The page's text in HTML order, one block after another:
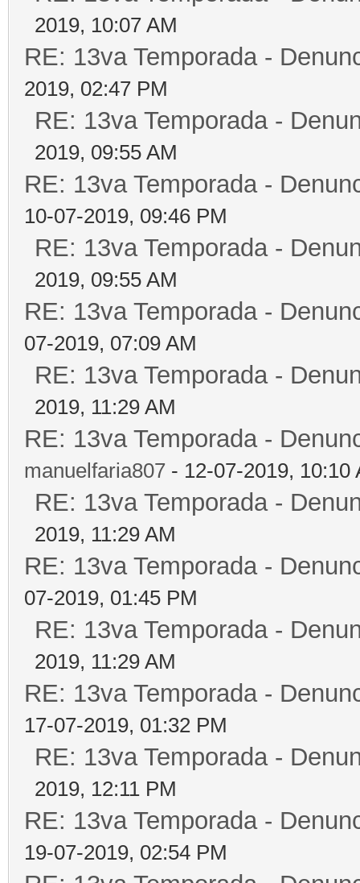
2019, 10:07 AM
RE: 13va Temporada -
2019, 02:47 PM
RE: 13va Temporada -
2019, 09:55 AM
RE: 13va Temporada -
10-07-2019, 09:46 PM
RE: 13va Temporada -
2019, 09:55 AM
RE: 13va Temporada -
07-2019, 07:09 AM
RE: 13va Temporada -
2019, 11:29 AM
RE: 13va Temporada -
manuelfaria807 - 12-07-2019, 10:10
RE: 13va Temporada -
2019, 11:29 AM
RE: 13va Temporada -
07-2019, 01:45 PM
RE: 13va Temporada -
2019, 11:29 AM
RE: 13va Temporada -
17-07-2019, 01:32 PM
RE: 13va Temporada -
2019, 12:11 PM
RE: 13va Temporada -
19-07-2019, 02:54 PM